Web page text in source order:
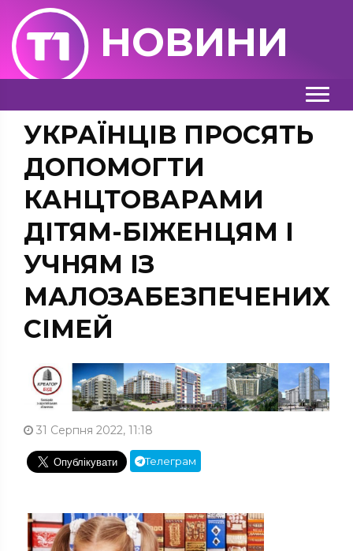
НОВИНИ
УКРАЇНЦІВ ПРОСЯТЬ
ДОПОМОГТИ
КАНЦТОВАРАМИ
ДІТЯМ-БІЖЕНЦЯМ І
УЧНЯМ ІЗ
МАЛОЗАБЕЗПЕЧЕНИХ
СІМЕЙ
31 Серпня 2022, 11:18
Телеграм